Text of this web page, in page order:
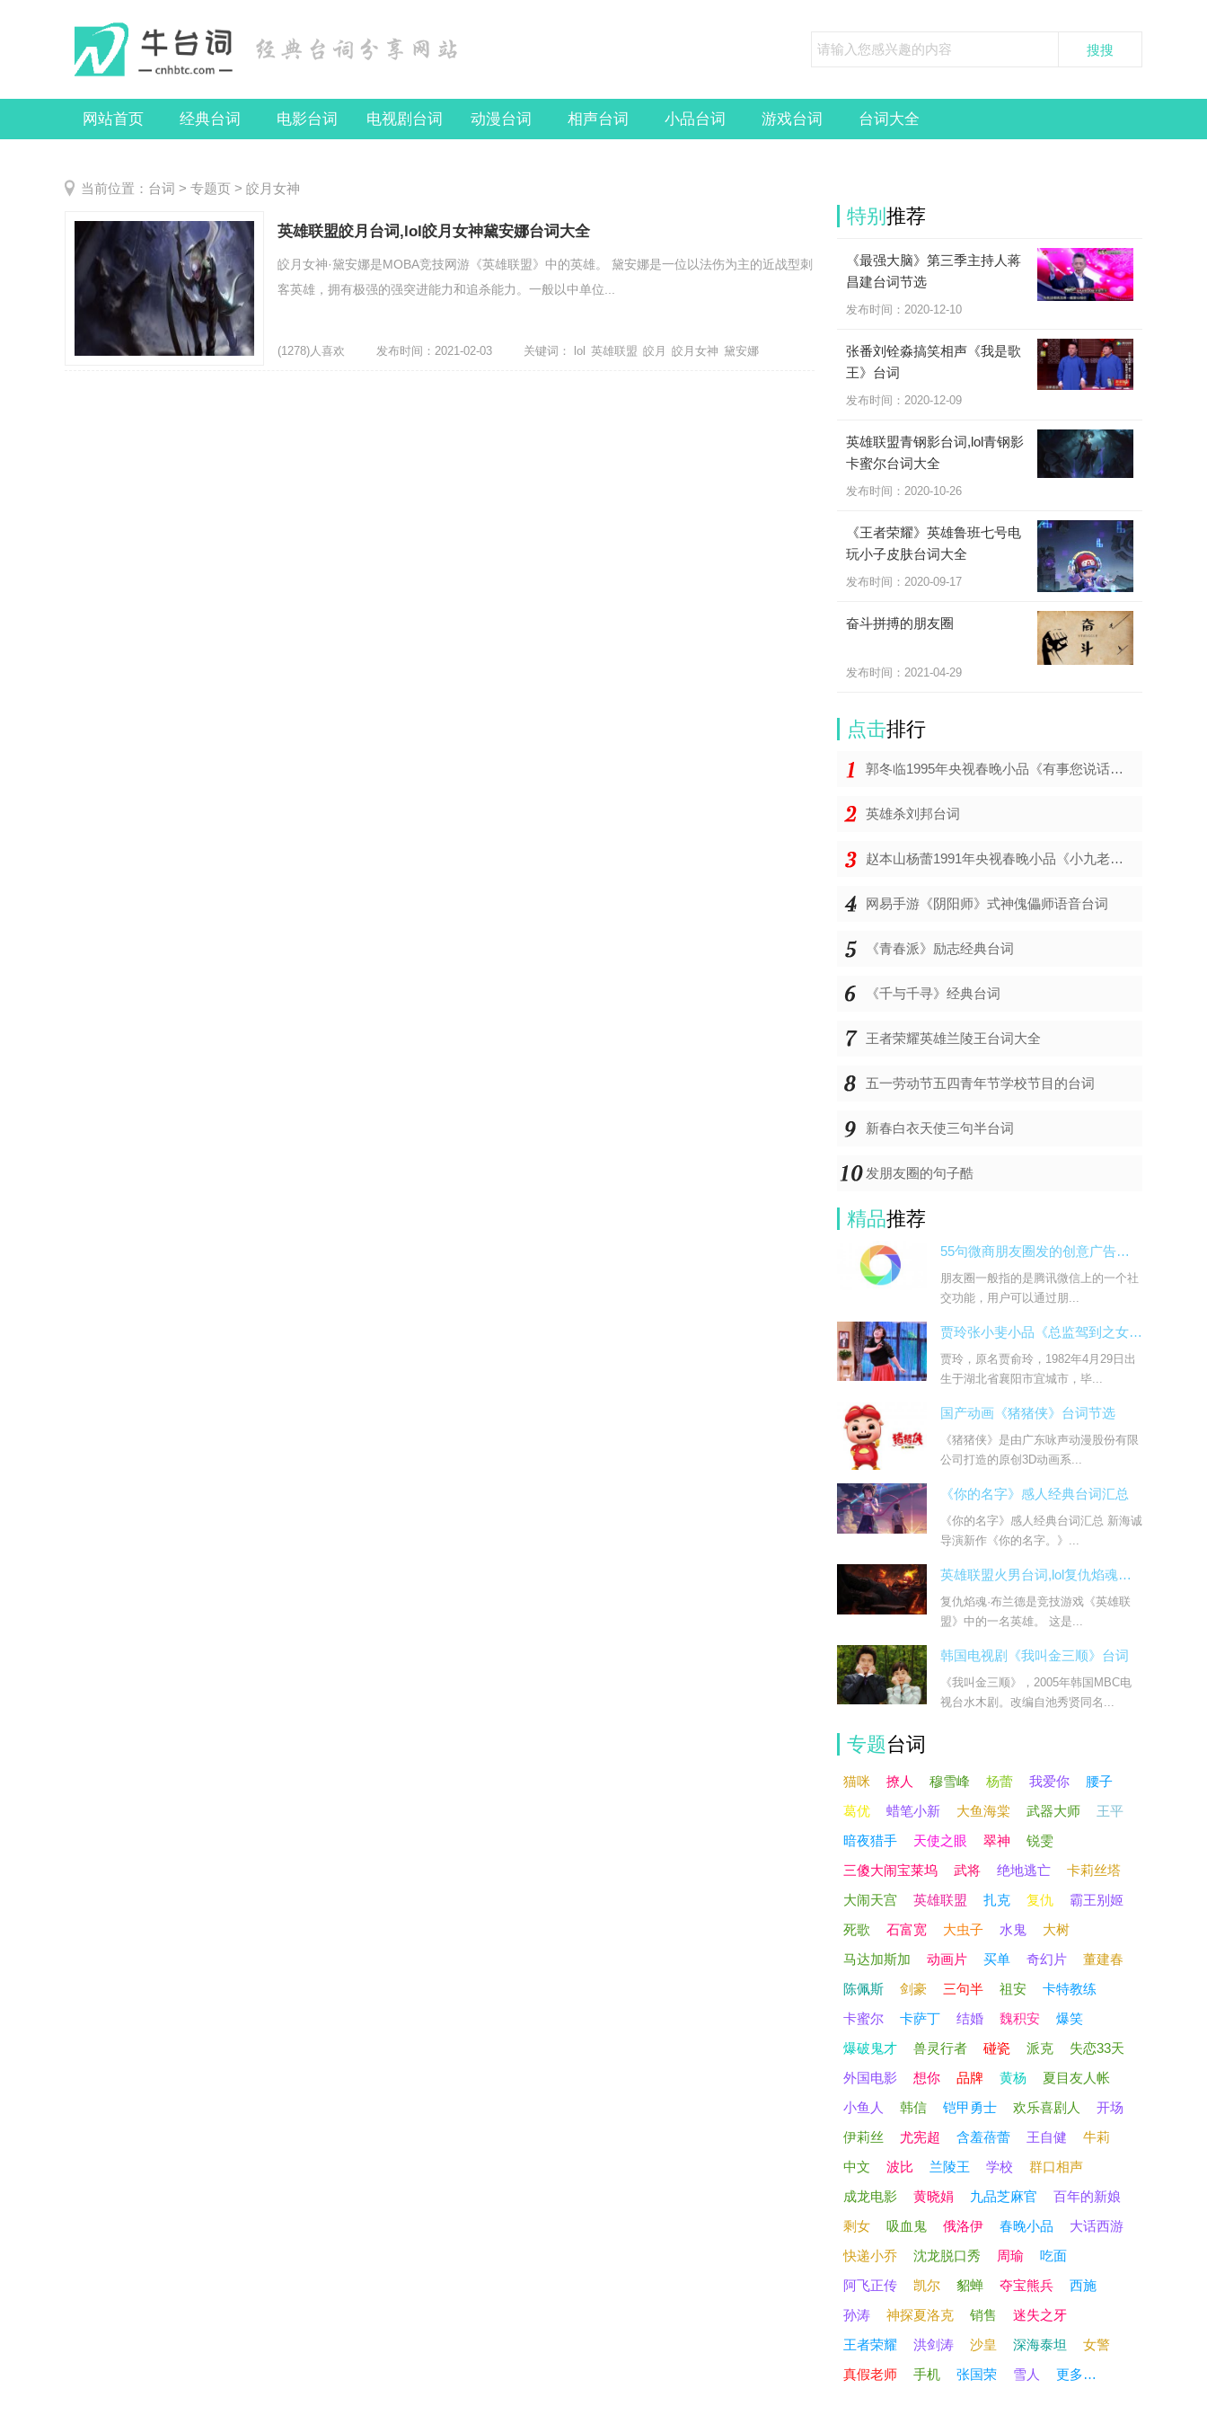
网站首页 经典台词 电影台词 电视剧台词 动漫台词 相声台词 小品台词 游戏台词 台词大全
当前位置： 台词 > 专题页 > 皎月女神
英雄联盟皎月台词,lol皎月女神黛安娜台词大全
皎月女神·黛安娜是MOBA竞技网游《英雄联盟》中的英雄。 黛安娜是一位以法伤为主的近战型刺
客英雄，拥有极强的强突进能力和追杀能力。一般以中单位...
(1278)人喜欢 发布时间：2021-02-03 关键词： lol 英雄联盟 皎月 皎月女神 黛安娜
特别 推荐
《最强大脑》第三季主持人蒋
昌建台词节选
发布时间：2020-12-10
张番刘铨淼搞笑相声《我是歌
王》台词
发布时间：2020-12-09
英雄联盟青钢影台词,lol青钢影
卡蜜尔台词大全
发布时间：2020-10-26
《王者荣耀》英雄鲁班七号电
玩小子皮肤台词大全
发布时间：2020-09-17
奋斗拼搏的朋友圈
发布时间：2021-04-29
点击排行
郭冬临1995年央视春晚小品《有事您说话》台词
英雄杀刘邦台词
赵本山杨蕾1991年央视春晚小品《小九老乐》台词剧本
网易手游《阴阳师》式神傀儡师语音台词
《青春派》励志经典台词
《千与千寻》经典台词
王者荣耀英雄兰陵王台词大全
五一劳动节五四青年节学校节目的台词
新春白衣天使三句半台词
发朋友圈的句子酷
精品推荐
55句微商朋友圈发的创意广告台词
朋友圈一般指的是腾讯微信上的一个社
交功能，用户可以通过朋...
贾玲张小斐小品《总监驾到之女人的复仇》台词
贾玲，原名贾俞玲，1982年4月29日出
生于湖北省襄阳市宜城市，毕...
国产动画《猪猪侠》台词节选
《猪猪侠》是由广东咏声动漫股份有限
公司打造的原创3D动画系...
《你的名字》感人经典台词汇总
《你的名字》感人经典台词汇总 新海诚
导演新作《你的名字。》...
英雄联盟火男台词,lol复仇焰魂布兰德台词大全
复仇焰魂·布兰德是竞技游戏《英雄联
盟》中的一名英雄。 这是...
韩国电视剧《我叫金三顺》台词
《我叫金三顺》，2005年韩国MBC电
视台水木剧。改编自池秀贤同名...
专题台词
猫咪 撩人 穆雪峰 杨蕾 我爱你
腰子
葛优
蜡笔小新 大鱼海棠 武器大师
王平
暗夜猎手
天使之眼 翠神
锐雯
三傻大闹宝莱坞
武将 绝地逃亡
卡莉丝塔
大闹天宫
英雄联盟 扎克 复仇
霸王别姬
死歌
石富宽 大虫子 水鬼
大树
马达加斯加
动画片 买单 奇幻片
董建春
陈佩斯
剑豪 三句半 祖安
卡特教练
卡蜜尔
卡萨丁 结婚 魏积安
爆笑
爆破鬼才
兽灵行者 碰瓷 派克
失恋33天
外国电影
想你 品牌 黄杨
夏目友人帐
小鱼人
韩信 铠甲勇士 欢乐喜剧人
开场
伊莉丝
尤宪超 含羞蓓蕾 王自健
牛莉
中文
波比 兰陵王 学校
群口相声
成龙电影
黄晓娟 九品芝麻官
百年的新娘
剩女
吸血鬼 俄洛伊 春晚小品
大话西游
快递小乔
沈龙脱口秀 周瑜
吃面
阿飞正传
凯尔 貂蝉 夺宝熊兵
西施
孙涛
神探夏洛克 销售
迷失之牙
王者荣耀
洪剑涛 沙皇 深海泰坦
女警
真假老师
手机 张国荣 雪人 更多…